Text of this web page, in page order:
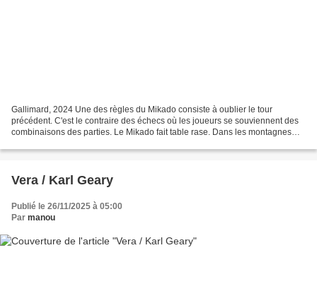
Gallimard, 2024 Une des règles du Mikado consiste à oublier le tour
précédent. C'est le contraire des échecs où les joueurs se souviennent des
combinaisons des parties. Le Mikado fait table rase. Dans les montagnes
Vera / Karl Geary
Publié le 26/11/2025 à 05:00
Par manou